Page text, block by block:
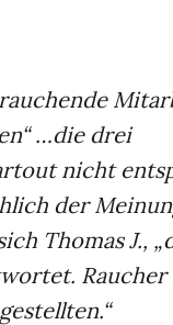
…die drei
nicht
der
Thomas J.,
Raucher